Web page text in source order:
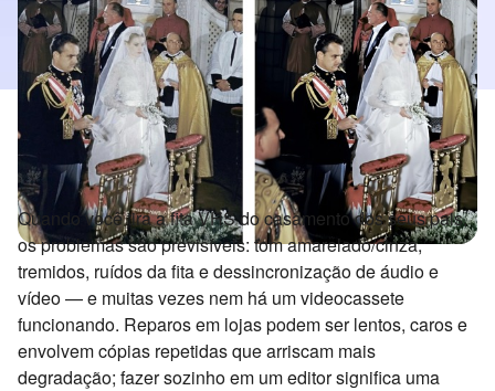
Quando você tira a fita VHS do casamento dos seus pais,
os problemas são previsíveis: tom amarelado/cinza,
tremidos, ruídos da fita e dessincronização de áudio e
vídeo — e muitas vezes nem há um videocassete
funcionando. Reparos em lojas podem ser lentos, caros e
envolvem cópias repetidas que arriscam mais
degradação; fazer sozinho em um editor significa uma